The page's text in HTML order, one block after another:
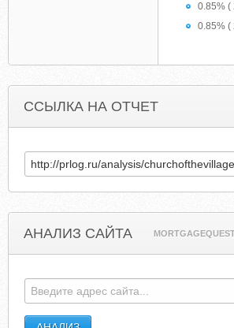
0.85% (
0.85% (
ССЫЛКА НА ОТЧЕТ
АНАЛИЗ САЙТА